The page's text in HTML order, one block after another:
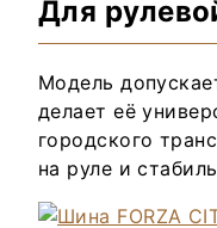
Для
Модель
делает её
городского
на руле и